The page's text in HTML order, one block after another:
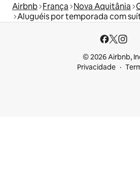
Airbnb França Nova Aquitânia
Aluguéis por temporada com
© 2026 Airbnb,
Privacidade